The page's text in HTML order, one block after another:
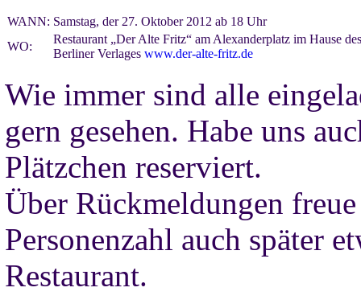
WANN: Samstag, der 27. Oktober 2012 ab 18 Uhr
WO:
Restaurant „Der Alte Fritz“ am Alexanderplatz im Hause des
Berliner Verlages www.der-alte-fritz.de
Wie immer sind alle
gern gesehen. Habe uns
Plätzchen reserviert.
Über Rückmeldungen
Personenzahl auch später
Restaurant.